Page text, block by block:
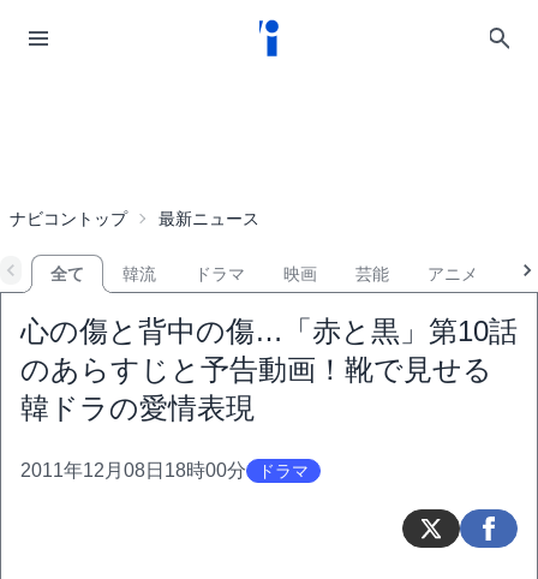
ナビコントップ 最新ニュース
全て 韓流 ドラマ 映画 芸能 アニメ
心の傷と背中の傷…「赤と黒」第10話
のあらすじと予告動画！靴で見せる
韓ドラの愛情表現
2011年12月08日18時00分 ドラマ